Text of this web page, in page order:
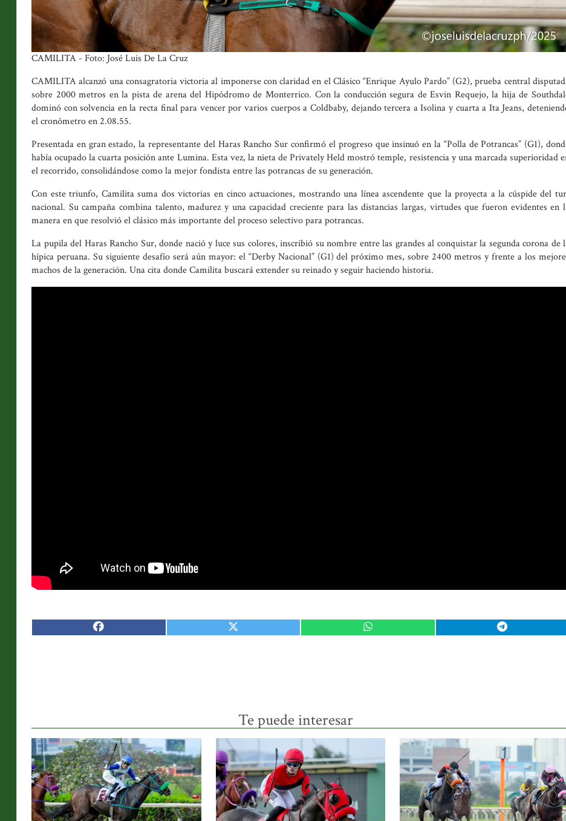
CAMILITA - Foto: José Luis De La Cruz
CAMILITA alcanzó una consagratoria victoria al imponerse con claridad en el Clásico “Enrique Ayulo Pardo” (G2), prueba central
sobre 2000 metros en la pista de arena del Hipódromo de Monterrico. Con la conducción segura de Esvin Requejo, la hija de
dominó con solvencia en la recta final para vencer por varios cuerpos a Coldbaby, dejando tercera a Isolina y cuarta a Ita Jeans,
el cronómetro en 2.08.55.
Presentada en gran estado, la representante del Haras Rancho Sur confirmó el progreso que insinuó en la “Polla de Potrancas” (G1),
había ocupado la cuarta posición ante Lumina. Esta vez, la nieta de Privately Held mostró temple, resistencia y una marcada superioridad
el recorrido, consolidándose como la mejor fondista entre las potrancas de su generación.
Con este triunfo, Camilita suma dos victorias en cinco actuaciones, mostrando una línea ascendente que la proyecta a la cúspide del
nacional. Su campaña combina talento, madurez y una capacidad creciente para las distancias largas, virtudes que fueron evidentes en
manera en que resolvió el clásico más importante del proceso selectivo para potrancas.
La pupila del Haras Rancho Sur, donde nació y luce sus colores, inscribió su nombre entre las grandes al conquistar la segunda corona de
hípica peruana. Su siguiente desafío será aún mayor: el “Derby Nacional” (G1) del próximo mes, sobre 2400 metros y frente a los
machos de la generación. Una cita donde Camilita buscará extender su reinado y seguir haciendo historia.
Te puede interesar